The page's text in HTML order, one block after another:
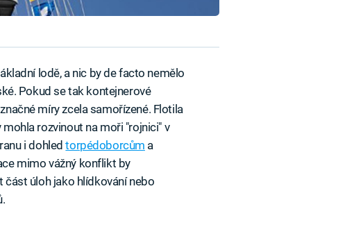
lodě, a nic by de facto nemělo
Pokud se tak kontejnerové
míry zcela samořízené. Flotila
rozvinout na moři "rojnici" v
i dohledtorpédoborcům a
mimo vážný konflikt by
úloh jako hlídkování nebo